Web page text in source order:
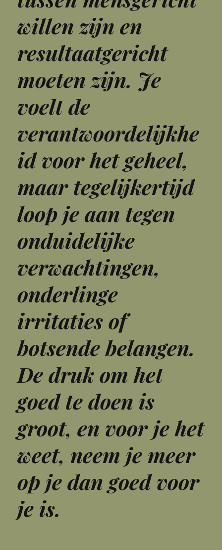
willen zijn en
resultaatgericht
moeten zijn. Je
voelt de
verantwoordelijkhe
id voor het geheel,
maar tegelijkertijd
loop je aan tegen
onduidelijke
verwachtingen,
onderlinge
irritaties of
botsende belangen.
De druk om het
goed te doen is
groot, en voor je het
weet, neem je meer
op je dan goed voor
je is.